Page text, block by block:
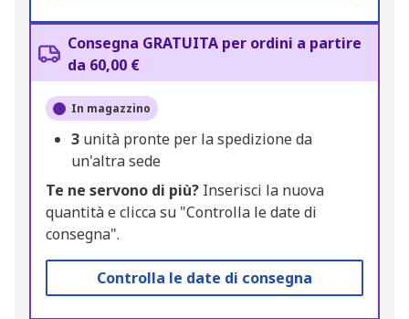
Consegna GRATUITA per ordini a partire
da 60,00 €
In magazzino
3 unità pronte per la spedizione da
un'altra sede
Te ne servono di più? Inserisci la nuova
quantità e clicca su "Controlla le date di
consegna".
Controlla le date di consegna